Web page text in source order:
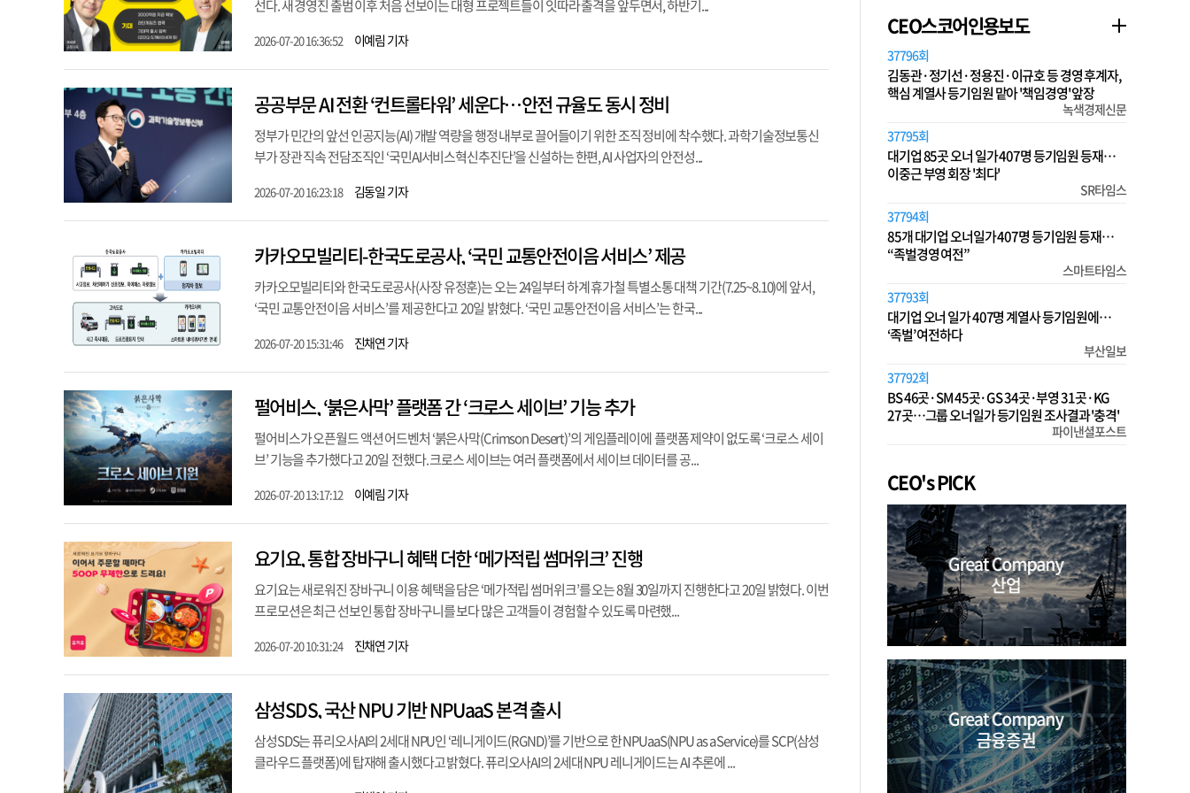
선다. 새 경영진 출범 이후 처음 선보이는 대형 프로젝트들이 잇따라 출격을 앞두면서, 하반기...
2026-07-20 16:36:52 이예림 기자
공공부문 AI 전환 ‘컨트롤타워’ 세운다…안전 규율도 동시 정비
정부가 민간의 앞선 인공지능(AI) 개발 역량을 행정 내부로 끌어들이기 위한 조직 정비에 착수했다. 과학기술정보통신
부가 장관 직속 전담조직인 ‘국민AI서비스혁신추진단’을 신설하는 한편, AI 사업자의 안전성...
2026-07-20 16:23:18 김동일 기자
카카오모빌리티-한국도로공사, ‘국민 교통안전이음 서비스’ 제공
카카오모빌리티와 한국도로공사(사장 유정훈)는 오는 24일부터 하계 휴가철 특별소통 대책 기간(7.25~8.10)에 앞서,
‘국민 교통안전이음 서비스’를 제공한다고 20일 밝혔다. ‘국민 교통안전이음 서비스’는 한국...
2026-07-20 15:31:46 진채연 기자
펄어비스, ‘붉은사막’ 플랫폼 간 ‘크로스 세이브’ 기능 추가
펄어비스가 오픈월드 액션 어드벤처 ‘붉은사막(Crimson Desert)’의 게임플레이에 플랫폼 제약이 없도록 ‘크로스 세이
브’ 기능을 추가했다고 20일 전했다. 크로스 세이브는 여러 플랫폼에서 세이브 데이터를 공...
2026-07-20 13:17:12 이예림 기자
요기요, 통합 장바구니 혜택 더한 ‘메가적립 썸머위크’ 진행
요기요는 새로워진 장바구니 이용 혜택을 담은 ‘메가적립 썸머위크’를 오는 8월 30일까지 진행한다고 20일 밝혔다. 이번
프로모션은 최근 선보인 통합 장바구니를 보다 많은 고객들이 경험할 수 있도록 마련했...
2026-07-20 10:31:24 진채연 기자
삼성SDS, 국산 NPU 기반 NPUaaS 본격 출시
삼성SDS는 퓨리오사AI의 2세대 NPU인 ‘레니게이드(RGND)’를 기반으로 한 NPUaaS(NPU as a Service)를 SCP(삼성
클라우드 플랫폼)에 탑재해 출시했다고 밝혔다. 퓨리오사AI의 2세대 NPU 레니게이드는 AI 추론에 ...
CEO스코어인용보도
37796회
김동관·정기선·정용진·이규호 등 경영 후계자,
핵심 계열사 등기임원 맡아 '책임경영' 앞장
녹색경제신문
37795회
대기업 85곳 오너 일가 407명 등기임원 등재…
이중근 부영 회장 '최다'
SR타임스
37794회
85개 대기업 오너일가 407명 등기임원 등재…
“족벌경영 여전”
스마트타임스
37793회
대기업 오너 일가 407명 계열사 등기임원에…
‘족벌’ 여전하다
부산일보
37792회
BS 46곳·SM 45곳·GS 34곳·부영 31곳·KG
27곳…그룹 오너일가 등기임원 조사결과 '충격'
파이낸셜포스트
CEO's PICK